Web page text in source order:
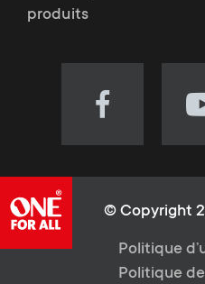
produits
Visit
our
(opens
new
© Copyright
L
Politique
Politique